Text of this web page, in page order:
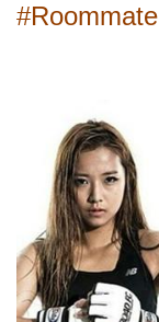
#Roommate